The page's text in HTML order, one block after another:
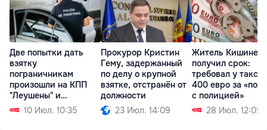
Две попытки дать
взятку
пограничникам
произошли на КПП
"Леушены" и
"Паланка"
10 Июл. 10:35
Прокурор Кристин
Гему, задержанный
по делу о крупной
взятке, отстранён от
должности
23 Июл. 14:09
Житель Кишинева
получил срок:
требовал у
400 евро за
с полицией»
28 Июл. 12:05